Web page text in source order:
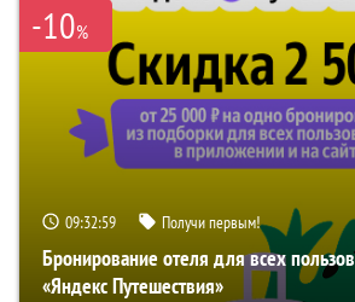
-10%
09:32:59 Получи первым!
Бронирование отеля для всех
«Яндекс Путешествия»